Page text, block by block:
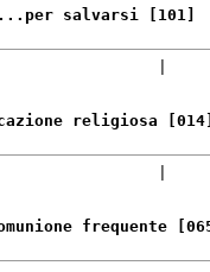
salvarsi [101]
religiosa [014]
|
frequente